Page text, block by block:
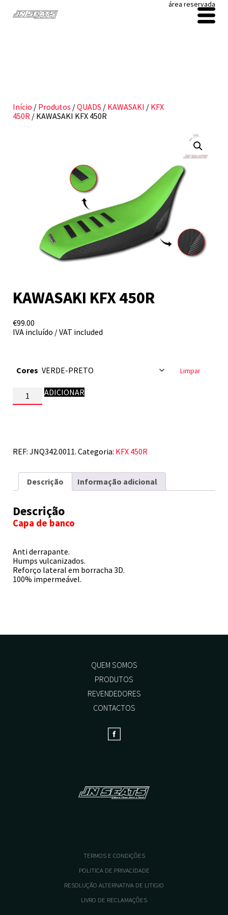
área reservada
Início / Produtos /QUADS / KAWASAKI / KFX
450R / KAWASAKI KFX 450R
KAWASAKI KFX 450R
€99.00
IVA incluído / VAT included
Cores Limpar
QuantidadeADICIONAR
REF: JNQ342.0011. Categoria: KFX 450R
Descrição Informação adicional
Descrição
Capa de banco
Anti derrapante.
Humps vulcanizados.
Reforço lateral em borracha 3D.
100% impermeável.
QUEM SOMOS
PRODUTOS
REVENDEDORES
CONTACTOS
TERMOS E CONDIÇÕES
POLITICA DE PRIVACIDADE
RESOLUÇÃO ALTERNATIVA DE LITIGIO
LIVRO DE RECLAMAÇÕES